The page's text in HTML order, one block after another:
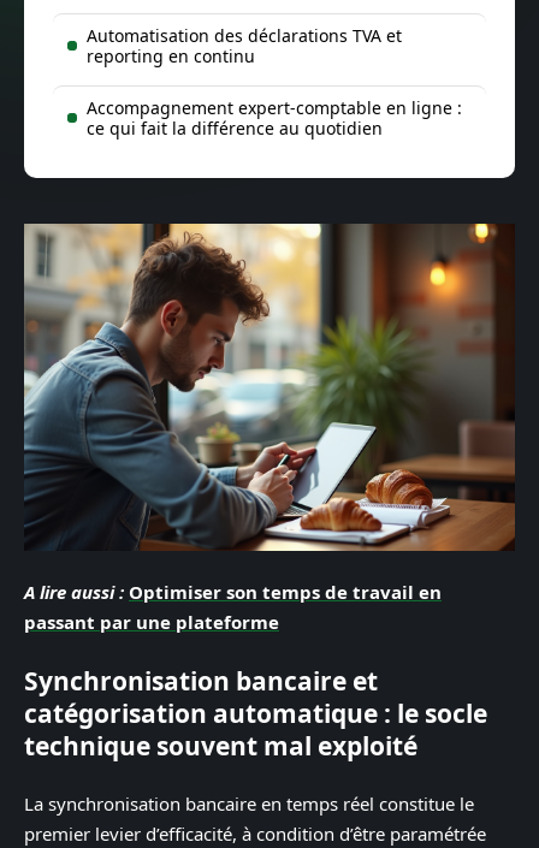
Automatisation des déclarations TVA et
reporting en continu
Accompagnement expert-comptable en ligne :
ce qui fait la différence au quotidien
A lire aussi : Optimiser son temps de travail en
passant par une plateforme
Synchronisation bancaire et
catégorisation automatique : le socle
technique souvent mal exploité
La synchronisation bancaire en temps réel constitue le
premier levier d’efficacité, à condition d’être paramétrée